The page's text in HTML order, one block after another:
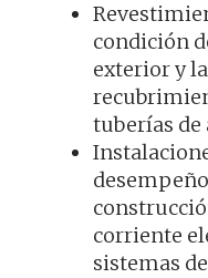
condición
exterior y
tuberías de
corriente
sistemas